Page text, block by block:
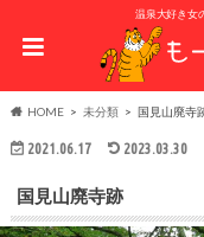
温泉大好き女
HOME 未分類 国見山廃寺
2021.06.17 2023.03.30
国見山廃寺跡